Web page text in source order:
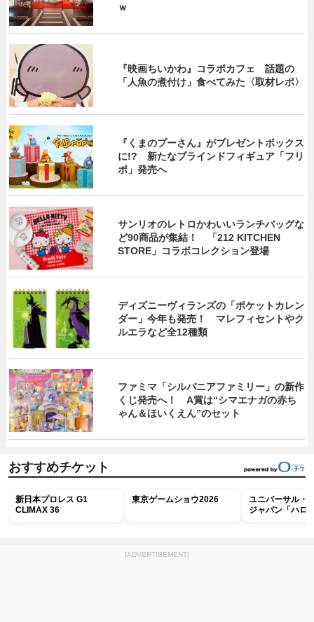
ｗ
『映画ちいかわ』コラボカフェ 話題の
「人魚の煮付け」食べてみた〈取材レポ〉
『くまのプーさん』がプレゼントボックス
に!? 新たなブラインドフィギュア「フリ
ポ」発売へ
サンリオのレトロかわいいランチバッグな
ど90商品が集結！ 「212 KITCHEN
STORE」コラボコレクション登場
ディズニーヴィランズの「ポケットカレン
ダー」今年も発売！ マレフィセントやク
ルエラなど全12種類
ファミマ「シルバニアファミリー」の新作
くじ発売へ！ A賞は“シマエナガの赤ち
ゃん＆ほいくえん”のセット
おすすめチケット
新日本プロレス G1
CLIMAX 36
東京ゲームショウ2026
ユニバーサル・
ジャパン「ハロ
[ADVERTISEMENT]